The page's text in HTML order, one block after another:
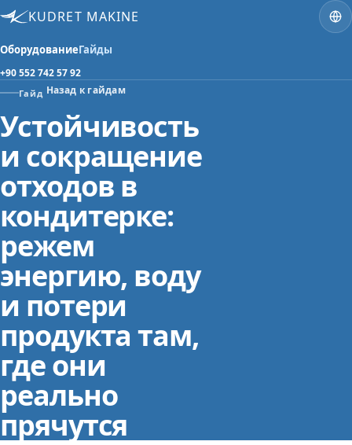
KUDRET MAKINE
ОборудованиеГайды
+90 552 742 57 92
Гайд Назад к гайдам
Устойчивость
и сокращение
отходов в
кондитерке:
режем
энергию, воду
и потери
продукта там,
где они
реально
прячутся